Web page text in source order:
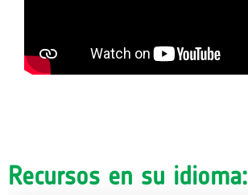
Recursos en su idioma: